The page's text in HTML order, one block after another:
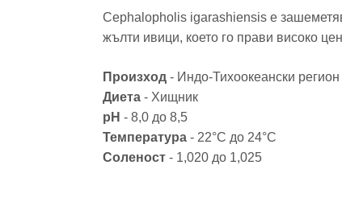
Cephalopholis igarashiensis е
жълти ивици, което го прави високо
Произход - Индо-Тихоокеански регион
Диета - Хищник
pH - 8,0 до 8,5
Температура - 22°C до 24°C
Соленост - 1,020 до 1,025